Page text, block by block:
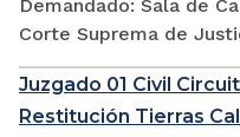
Demandado: Sala de
Corte Suprema de
Juzgado 01 Civil
Restitución Tierras